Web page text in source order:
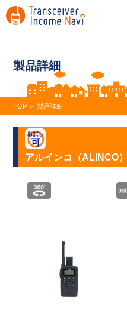
製品詳細
TOP ＞製品詳細
アルインコ（ALINCO